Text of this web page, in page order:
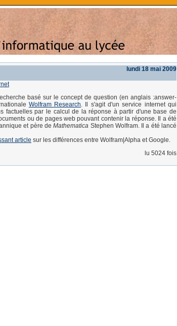
lundi 18 mai 2009
basé sur le concept de question (en anglais :answer-
Wolfram Research. Il s'agit d'un service internet qui
factuelles par le calcul de la réponse à partir d'une base de
ou de pages web pouvant contenir la réponse. Il a été
et père deMathematica Stephen Wolfram. Il a été lancé
article sur les différences entre Wolfram|Alpha et Google.
lu 5024 fois